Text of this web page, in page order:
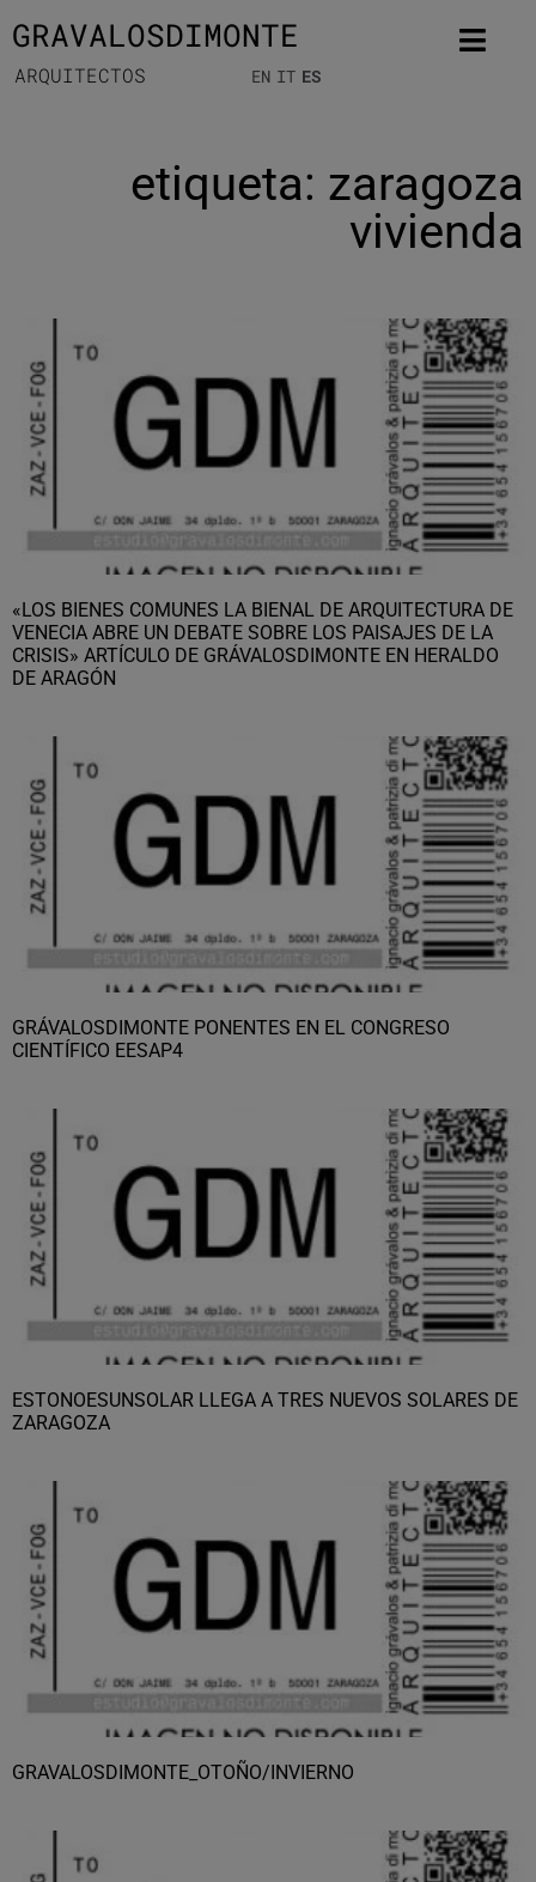
GRAVALOSDIMONTE
ARQUITECTOS EN IT ES
etiqueta: zaragoza
vivienda
«LOS BIENES COMUNES LA BIENAL DE ARQUITECTURA DE
VENECIA ABRE UN DEBATE SOBRE LOS PAISAJES DE LA
CRISIS» ARTÍCULO DE GRÁVALOSDIMONTE EN HERALDO
DE ARAGÓN
GRÁVALOSDIMONTE PONENTES EN EL CONGRESO
CIENTÍFICO EESAP4
ESTONOESUNSOLAR LLEGA A TRES NUEVOS SOLARES DE
ZARAGOZA
GRAVALOSDIMONTE_OTOÑO/INVIERNO